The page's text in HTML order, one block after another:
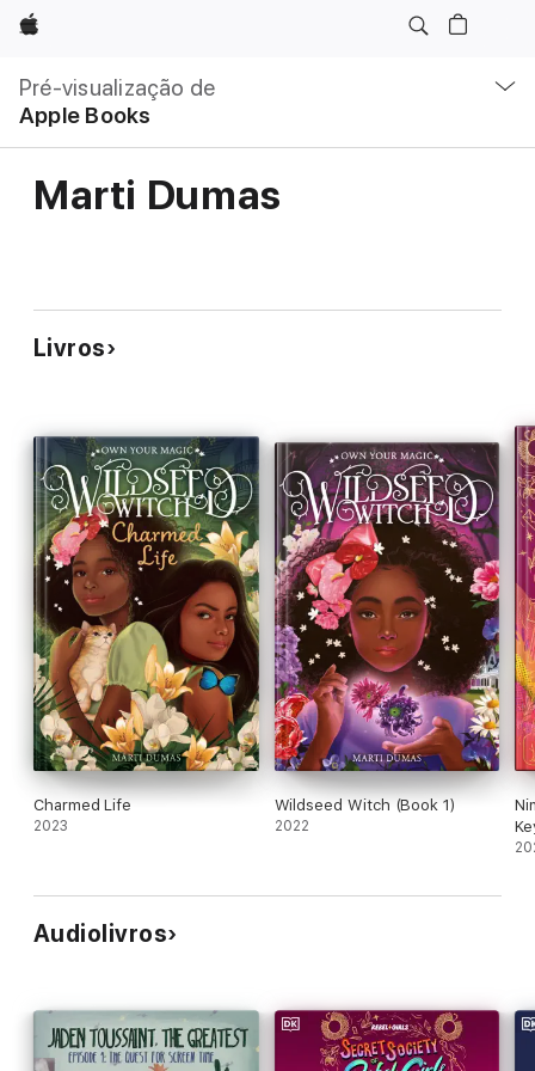
Apple
Pré-visualização de
Apple Books
local
Abrir
menu
Marti Dumas
Livros
Charmed Life
2023
Wildseed Witch (Book 1)
2022
Audiolivros